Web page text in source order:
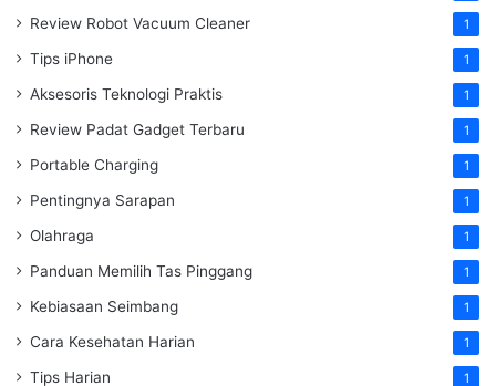
Review Robot Vacuum Cleaner 1
Tips iPhone 1
Aksesoris Teknologi Praktis 1
Review Padat Gadget Terbaru 1
Portable Charging 1
Pentingnya Sarapan 1
Olahraga 1
Panduan Memilih Tas Pinggang 1
Kebiasaan Seimbang 1
Cara Kesehatan Harian 1
Tips Harian 1